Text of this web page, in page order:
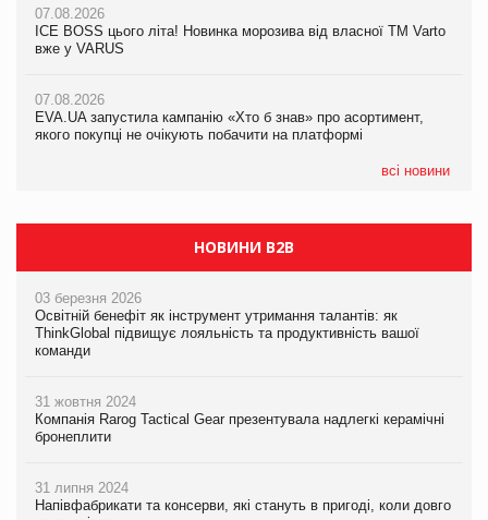
07.08.2026
ICE BOSS цього літа! Новинка морозива від власної ТМ Varto
вже у VARUS
07.08.2026
EVA.UA запустила кампанію «Хто б знав» про асортимент,
якого покупці не очікують побачити на платформі
всі новини
06.08.2026
Смачна новинка для хвостатих: у VARUS з’явилися паучі
05.08.2026
Мережа супермаркетів VARUS купує мережу магазинів
Продажі Hugo Boss впали на 9%
НОВИНИ B2B
03 березня 2026
Освітній бенефіт як інструмент утримання талантів: як
ThinkGlobal підвищує лояльність та продуктивність вашої
команди
31 жовтня 2024
Компанія Rarog Tactical Gear презентувала надлегкі керамічні
бронеплити
31 липня 2024
Напівфабрикати та консерви, які стануть в пригоді, коли довго